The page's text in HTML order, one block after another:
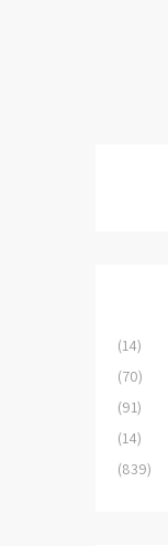
(14)
(70)
(91)
(14)
(839)